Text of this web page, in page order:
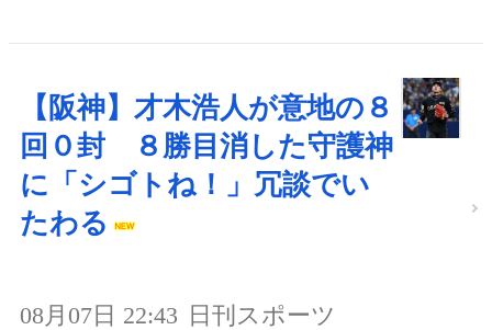
【阪神】才木浩人が意地の８
回０封 ８勝目消した守護神
に「シゴトね！」冗談でい
たわる
08月07日 22:43 日刊スポーツ